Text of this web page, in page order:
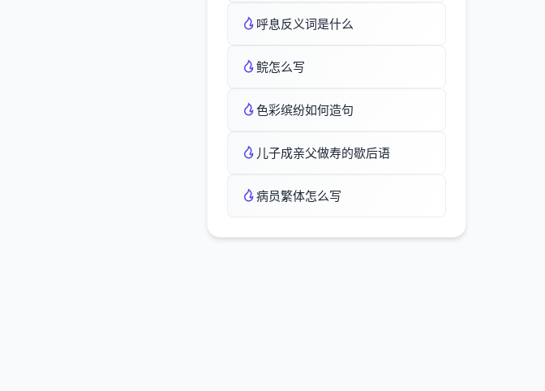
呼息反义词是什么
鲩怎么写
色彩缤纷如何造句
儿子成亲父做寿的歇后语
病员繁体怎么写